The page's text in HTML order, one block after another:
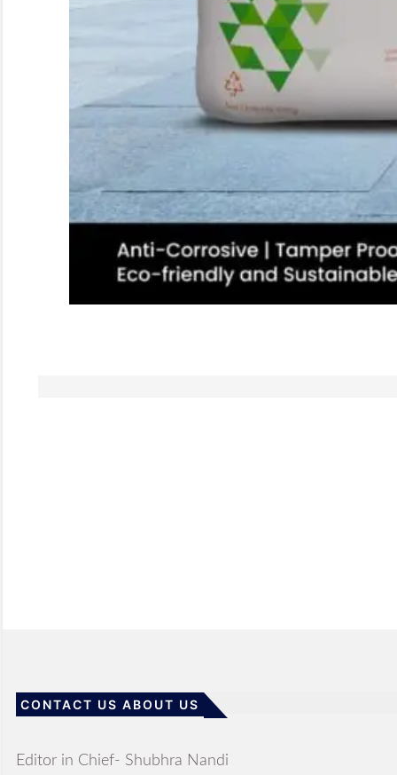
CONTACT US ABOUT US
Editor in Chief- Shubhra Nandi